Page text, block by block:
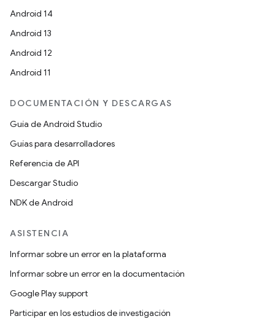
Android 14
Android 13
Android 12
Android 11
DOCUMENTACIÓN Y DESCARGAS
Guía de Android Studio
Guías para desarrolladores
Referencia de API
Descargar Studio
NDK de Android
ASISTENCIA
Informar sobre un error en la plataforma
Informar sobre un error en la documentación
Google Play support
Participar en los estudios de investigación